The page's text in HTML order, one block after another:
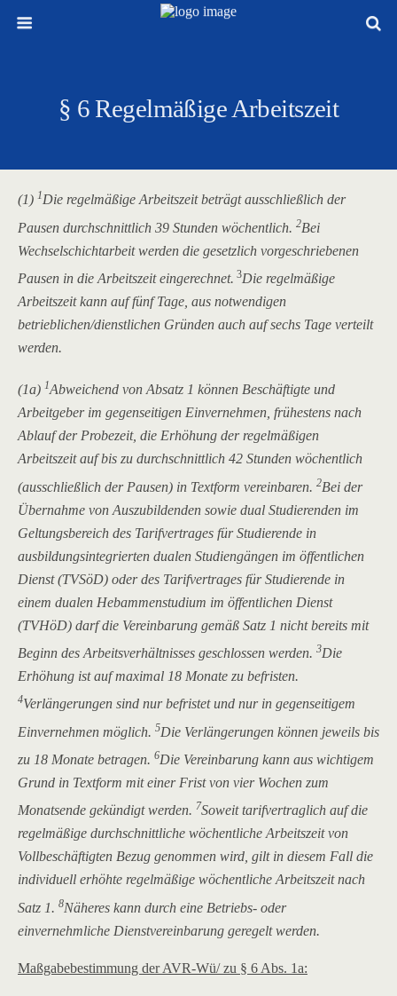
§ 6 Regelmäßige Arbeitszeit
(1) 1Die regelmäßige Arbeitszeit beträgt ausschließlich der
Pausen durchschnittlich 39 Stunden wöchentlich. 2Bei
Wechselschichtarbeit werden die gesetzlich vorgeschriebenen
Pausen in die Arbeitszeit eingerechnet. 3Die regelmäßige
Arbeitszeit kann auf fünf Tage, aus notwendigen
betrieblichen/dienstlichen Gründen auch auf sechs Tage verteilt
werden.
(1a) 1Abweichend von Absatz 1 können Beschäftigte und
Arbeitgeber im gegenseitigen Einvernehmen, frühestens nach
Ablauf der Probezeit, die Erhöhung der regelmäßigen
Arbeitszeit auf bis zu durchschnittlich 42 Stunden wöchentlich
(ausschließlich der Pausen) in Textform vereinbaren. 2Bei der
Übernahme von Auszubildenden sowie dual Studierenden im
Geltungsbereich des Tarifvertrages für Studierende in
ausbildungsintegrierten dualen Studiengängen im öffentlichen
Dienst (TVSöD) oder des Tarifvertrages für Studierende in
einem dualen Hebammenstudium im öffentlichen Dienst
(TVHöD) darf die Vereinbarung gemäß Satz 1 nicht bereits mit
Beginn des Arbeitsverhältnisses geschlossen werden. 3Die
Erhöhung ist auf maximal 18 Monate zu befristen.
4Verlängerungen sind nur befristet und nur in gegenseitigem
Einvernehmen möglich. 5Die Verlängerungen können jeweils bis
zu 18 Monate betragen. 6Die Vereinbarung kann aus wichtigem
Grund in Textform mit einer Frist von vier Wochen zum
Monatsende gekündigt werden. 7Soweit tarifvertraglich auf die
regelmäßige durchschnittliche wöchentliche Arbeitszeit von
Vollbeschäftigten Bezug genommen wird, gilt in diesem Fall die
individuell erhöhte regelmäßige wöchentliche Arbeitszeit nach
Satz 1. 8Näheres kann durch eine Betriebs- oder
einvernehmliche Dienstvereinbarung geregelt werden.
Maßgabebestimmung der AVR-Wü/ zu § 6 Abs. 1a: